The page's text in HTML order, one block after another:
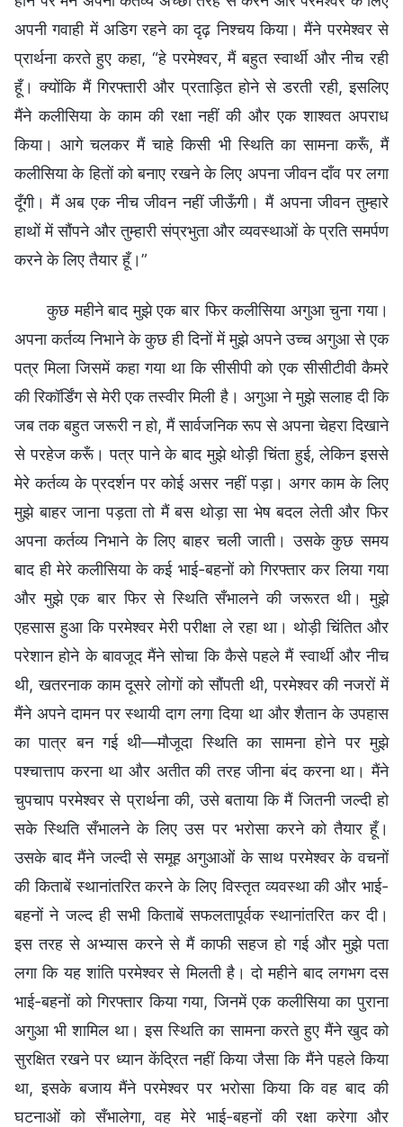
अपनी गवाही में अडिग रहने का दृढ़ निश्चय किया। मैंने परमेश्वर से
प्रार्थना करते हुए कहा, “हे परमेश्वर, मैं बहुत स्वार्थी और नीच रही
हूँ। क्योंकि मैं गिरफ्तारी और प्रताड़ित होने से डरती रही, इसलिए
मैंने कलीसिया के काम की रक्षा नहीं की और एक शाश्वत अपराध
किया। आगे चलकर मैं चाहे किसी भी स्थिति का सामना करूँ, मैं
कलीसिया के हितों को बनाए रखने के लिए अपना जीवन दाँव पर लगा
दूँगी। मैं अब एक नीच जीवन नहीं जीऊँगी। मैं अपना जीवन तुम्हारे
हाथों में सौंपने और तुम्हारी संप्रभुता और व्यवस्थाओं के प्रति समर्पण
करने के लिए तैयार हूँ।”
कुछ महीने बाद मुझे एक बार फिर कलीसिया अगुआ चुना गया।
अपना कर्तव्य निभाने के कुछ ही दिनों में मुझे अपने उच्च अगुआ से एक
पत्र मिला जिसमें कहा गया था कि सीसीपी को एक सीसीटीवी कैमरे
की रिकॉर्डिंग से मेरी एक तस्वीर मिली है। अगुआ ने मुझे सलाह दी कि
जब तक बहुत जरूरी न हो, मैं सार्वजनिक रूप से अपना चेहरा दिखाने
से परहेज करूँ। पत्र पाने के बाद मुझे थोड़ी चिंता हुई, लेकिन इससे
मेरे कर्तव्य के प्रदर्शन पर कोई असर नहीं पड़ा। अगर काम के लिए
मुझे बाहर जाना पड़ता तो मैं बस थोड़ा सा भेष बदल लेती और फिर
अपना कर्तव्य निभाने के लिए बाहर चली जाती। उसके कुछ समय
बाद ही मेरे कलीसिया के कई भाई-बहनों को गिरफ्तार कर लिया गया
और मुझे एक बार फिर से स्थिति सँभालने की जरूरत थी। मुझे
एहसास हुआ कि परमेश्वर मेरी परीक्षा ले रहा था। थोड़ी चिंतित और
परेशान होने के बावजूद मैंने सोचा कि कैसे पहले मैं स्वार्थी और नीच
थी, खतरनाक काम दूसरे लोगों को सौंपती थी, परमेश्वर की नजरों में
मैंने अपने दामन पर स्थायी दाग लगा दिया था और शैतान के उपहास
का पात्र बन गई थी—मौजूदा स्थिति का सामना होने पर मुझे
पश्चात्ताप करना था और अतीत की तरह जीना बंद करना था। मैंने
चुपचाप परमेश्वर से प्रार्थना की, उसे बताया कि मैं जितनी जल्दी हो
सके स्थिति सँभालने के लिए उस पर भरोसा करने को तैयार हूँ।
उसके बाद मैंने जल्दी से समूह अगुआओं के साथ परमेश्वर के वचनों
की किताबें स्थानांतरित करने के लिए विस्तृत व्यवस्था की और भाई-
बहनों ने जल्द ही सभी किताबें सफलतापूर्वक स्थानांतरित कर दी।
इस तरह से अभ्यास करने से मैं काफी सहज हो गई और मुझे पता
लगा कि यह शांति परमेश्वर से मिलती है। दो महीने बाद लगभग दस
भाई-बहनों को गिरफ्तार किया गया, जिनमें एक कलीसिया का पुराना
अगुआ भी शामिल था। इस स्थिति का सामना करते हुए मैंने खुद को
सुरक्षित रखने पर ध्यान केंद्रित नहीं किया जैसा कि मैंने पहले किया
था, इसके बजाय मैंने परमेश्वर पर भरोसा किया कि वह बाद की
घटनाओं को सँभालेगा, वह मेरे भाई-बहनों की रक्षा करेगा और